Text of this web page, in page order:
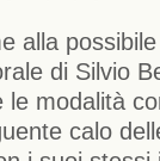
alla
di Silvio
modalità
calo